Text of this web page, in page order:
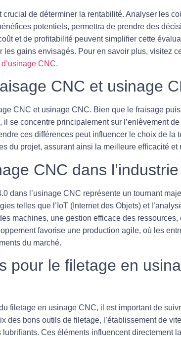
crucial de déterminer la rentabilité. Analyser les
potentiels, permettra de prendre des
et de profitabilité peuvent simplifier cette
gains envisagés. Pour en savoir plus, visitez
CNC.
CNC et usinage
CNC et usinage CNC. Bien que le fraisage
il se concentre principalement sur l’enlèvement
ces différences peut influencer le choix de la
du projet, assurant ainsi la meilleure efficacité et
CNC dans
dans l’usinage CNC représente un tournant
telles que l’IoT (Internet des Objets) et
machines, une gestion efficace des ressources,
favorise une production agile, où les
du marché.
pour le filetage en
filetage en usinage CNC, il est important de
des bons outils de filetage, l’établissement de
Ces éléments influencent directement